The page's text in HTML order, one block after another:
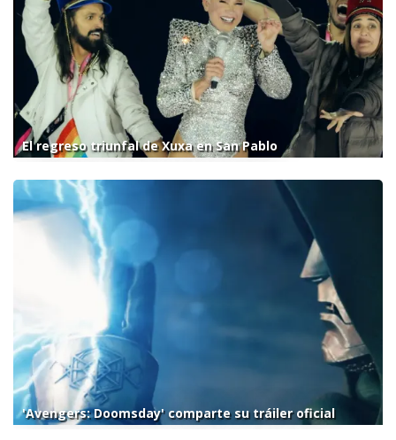
El regreso triunfal de Xuxa en San Pablo
'Avengers: Doomsday' comparte su tráiler oficial